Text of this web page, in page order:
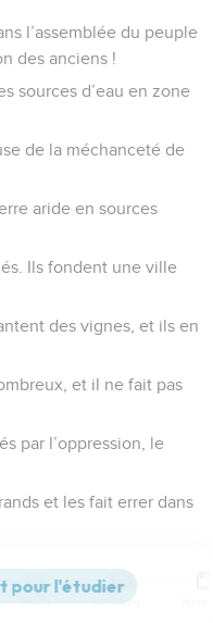
l’assemblée du peuple
des anciens !
sources d’eau en zone
de la méchanceté de
aride en sources
Ils fondent une ville
des vignes, et ils en
et il ne fait pas
par l’oppression, le
et les fait errer dans
Strong